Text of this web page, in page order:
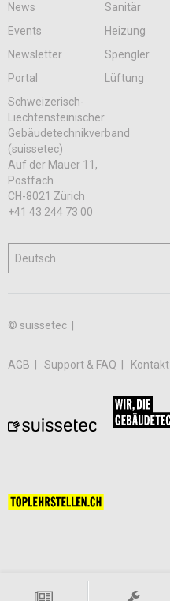
News
Sanitär
Events
Heizung
Newsletter
Spengler
Portal
Lüftung
Schweizerisch-
Liechtensteinischer
Gebäudetechnikverband
(suissetec)
Auf der Mauer 11,
Postfach
CH-8021 Zürich
+41 43 244 73 00
© suissetec |
AGB Support & FAQ Kontakt